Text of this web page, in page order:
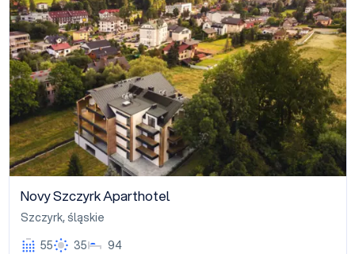
Novy Szczyrk Aparthotel
Szczyrk, śląskie
55
35
94